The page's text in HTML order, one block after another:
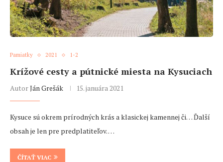
Pamiatky 2021 1-2
Krížové cesty a pútnické miesta na Kysuciach
AutorJán Grešák 15. januára 2021
Kysuce sú okrem prírodných krás a klasickej kamennej či… Ďalší
obsah je len pre predplatiteľov. …
ČÍTAŤ VIAC